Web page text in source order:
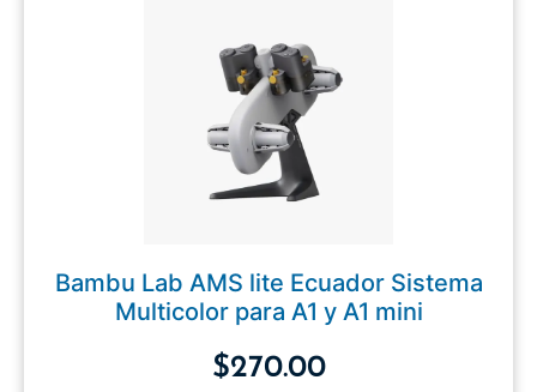
Bambu Lab AMS lite Ecuador Sistema
Multicolor para A1 y A1 mini
$270.00